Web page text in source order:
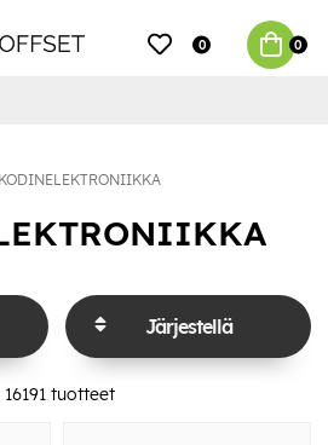
0 0
KODINELEKTRONIIKKA
Järjestellä
16191tuotteet